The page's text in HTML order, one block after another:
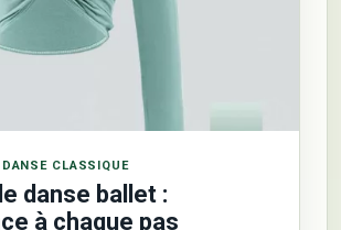
CLASSIQUE
danse ballet :
à chaque pas